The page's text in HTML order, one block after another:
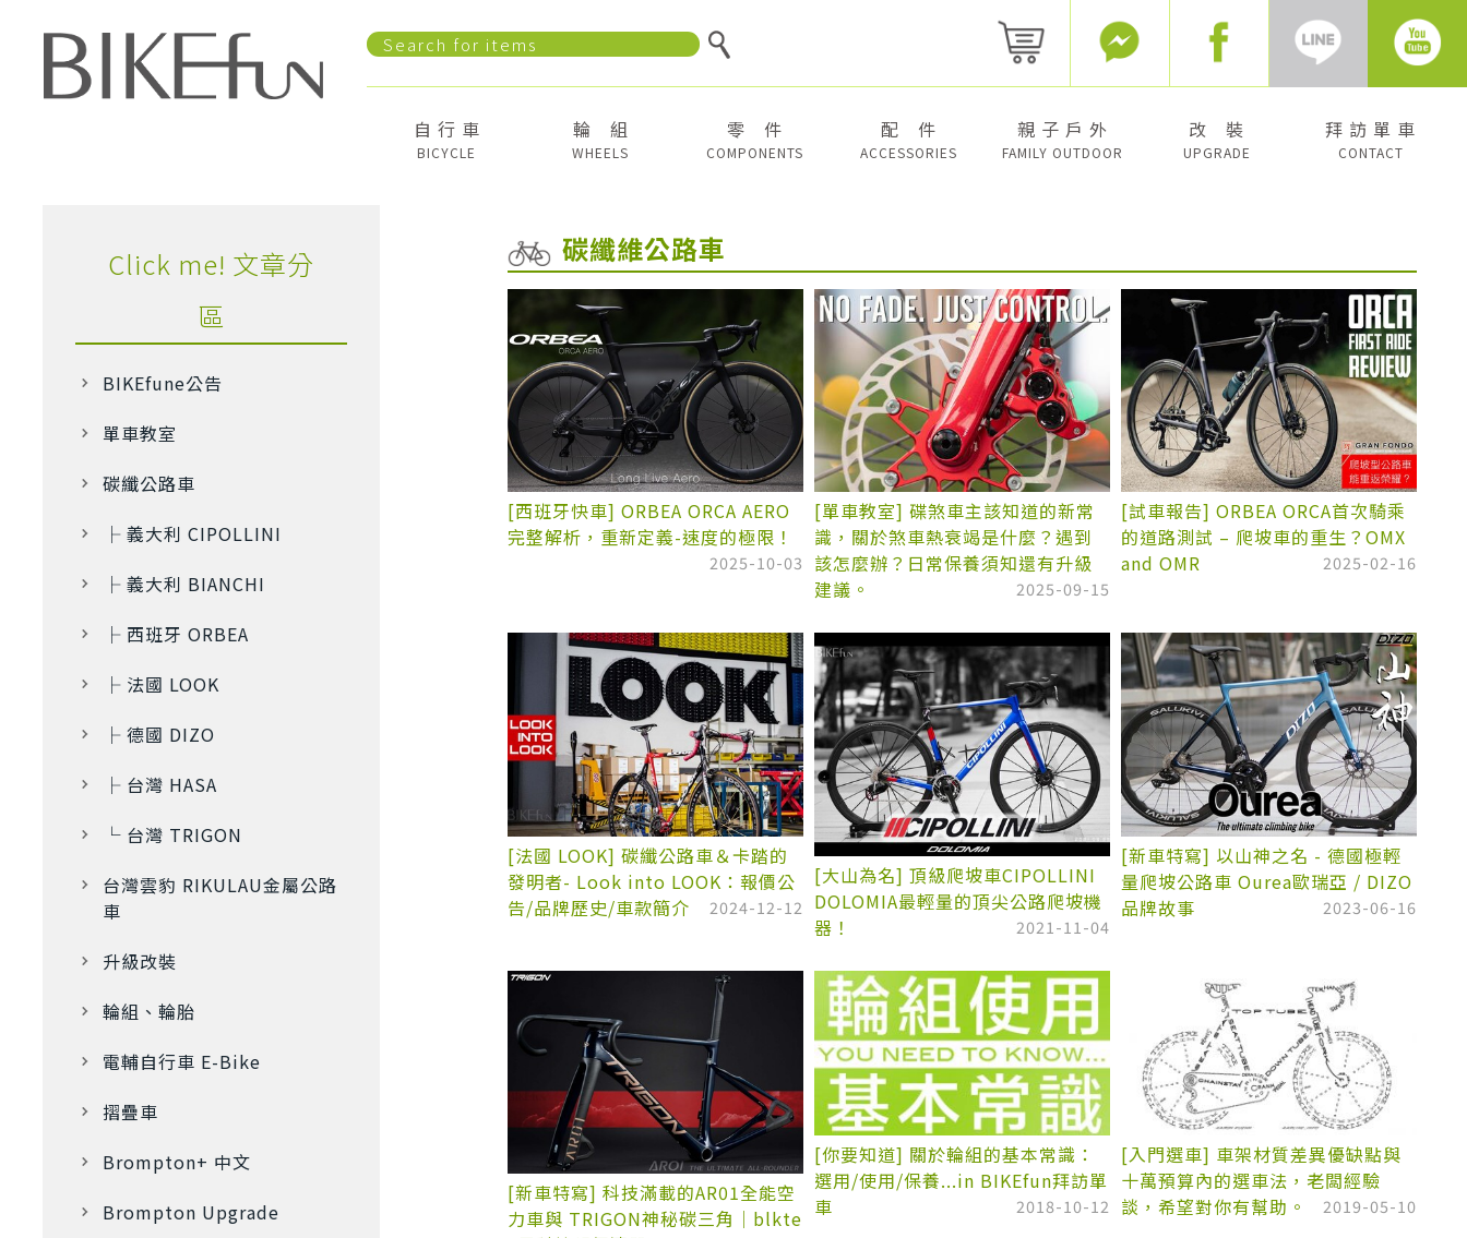
自 行 車
BICYCLE
輪 組
WHEELS
零 件
COMPONENTS
配 件
ACCESSORIES
親 子 戶 外
FAMILY OUTDOOR
改 裝
UPGRADE
拜 訪 單 車
CONTACT
Click me! 文章分
區
BIKEfune公告
單車教室
碳纖公路車
├ 義大利 CIPOLLINI
├ 義大利 BIANCHI
├ 西班牙 ORBEA
├ 法國 LOOK
├ 德國 DIZO
├ 台灣 HASA
└ 台灣 TRIGON
台灣雲豹 RIKULAU金屬公路
車
升級改裝
輪組、輪胎
電輔自行車 E-Bike
摺疊車
Brompton+ 中文
Brompton Upgrade
碳纖維公路車
[西班牙快車] ORBEA ORCA AERO
完整解析，重新定義-速度的極限！
2025-10-03
[單車教室] 碟煞車主該知道的新常
識，關於煞車熱衰竭是什麼？遇到
該怎麼辦？日常保養須知還有升級
建議。
2025-09-15
[試車報告] ORBEA ORCA首次騎乘
的道路測試 – 爬坡車的重生？OMX
and OMR
2025-02-16
[法國 LOOK] 碳纖公路車＆卡踏的
發明者- Look into LOOK：報價公
告/品牌歷史/車款簡介
2024-12-12
[大山為名] 頂級爬坡車CIPOLLINI
DOLOMIA最輕量的頂尖公路爬坡機
器！
2021-11-04
[新車特寫] 以山神之名 - 德國極輕
量爬坡公路車 Ourea歐瑞亞 / DIZO
品牌故事
2023-06-16
[新車特寫] 科技滿載的AR01全能空
力車與 TRIGON神秘碳三角｜blkte
[你要知道] 關於輪組的基本常識：
選用/使用/保養...in BIKEfun拜訪單
車
2018-10-12
[入門選車] 車架材質差異優缺點與
十萬預算內的選車法，老闆經驗
談，希望對你有幫助。
2019-05-10